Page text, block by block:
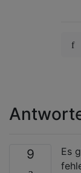
9
Es